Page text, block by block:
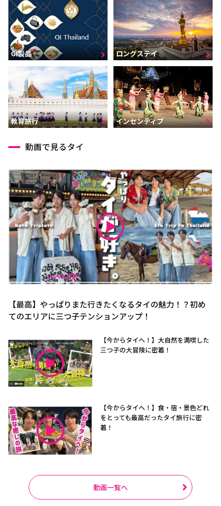
GI製品 ロングステイ
教育旅行 インセンティブ
動画で見るタイ
【最高】やっぱりまた行きたくなるタイの魅力！？初め
てのエリアに三つ子テンションアップ！
【今からタイへ！】大自然を満喫した
三つ子の大冒険に密着！
【今からタイへ！】食・宿・景色どれ
をとっても最高だったタイ旅行に密
着！
動画一覧へ